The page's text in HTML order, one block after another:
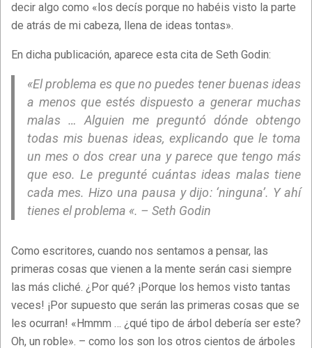
decir algo como «los decís porque no habéis visto la parte
de atrás de mi cabeza, llena de ideas tontas».
En dicha publicación, aparece esta cita de Seth Godin:
«El problema es que no puedes tener buenas ideas
a menos que estés dispuesto a generar muchas
malas … Alguien me preguntó dónde obtengo
todas mis buenas ideas, explicando que le toma
un mes o dos crear una y parece que tengo más
que eso. Le pregunté cuántas ideas malas tiene
cada mes. Hizo una pausa y dijo: ‘ninguna’. Y ahí
tienes el problema «. – Seth Godin
Como escritores, cuando nos sentamos a pensar, las
primeras cosas que vienen a la mente serán casi siempre
las más cliché. ¿Por qué? ¡Porque los hemos visto tantas
veces! ¡Por supuesto que serán las primeras cosas que se
les ocurran! «Hmmm … ¿qué tipo de árbol debería ser este?
Oh, un roble». – como los son los otros cientos de árboles